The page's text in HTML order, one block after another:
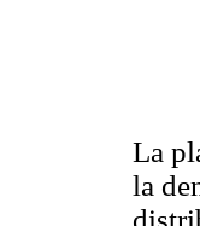
La
la